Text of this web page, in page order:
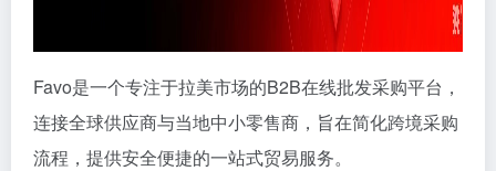
Favo是一个专注于拉美市场的B2B在线批发采购平台，
连接全球供应商与当地中小零售商，旨在简化跨境采购
流程，提供安全便捷的一站式贸易服务。